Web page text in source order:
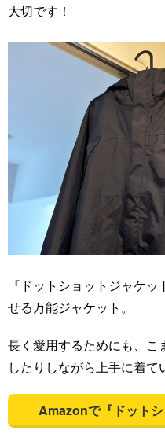
大切です！
『ドットショットジャケ
せる万能ジャケット。
長く愛用するためにも、こ
したりしながら上手に着て
Amazonで『ドット